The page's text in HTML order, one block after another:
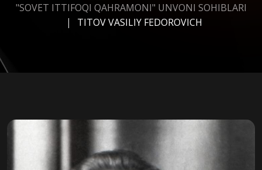
"SOVET ITTIFOQI QAHRAMONI" UNVONI SOHIBLARI
TITOV VASILIY FEDOROVICH